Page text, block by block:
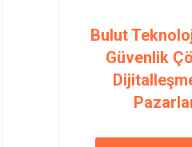
Bulut
Güvenlik